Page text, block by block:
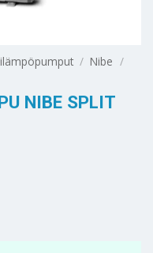
/ Nibe /
NIBE SPLIT